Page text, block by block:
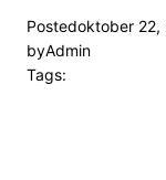
Postedoktober 22,
byAdmin
Tags: